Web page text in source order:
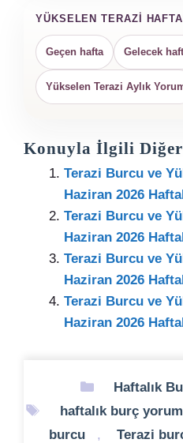
YÜKSELEN TERAZI
Geçen hafta Gelecek
Yükselen Terazi Aylık
Konuyla İlgili
Terazi Burcu ve
Haziran 2026
Terazi Burcu ve
Haziran 2026
Terazi Burcu ve
Haziran 2026
Terazi Burcu ve
Haziran 2026
Kategoriler
Haftalık
Etiketler
haftalık burç
burcu
, Terazi